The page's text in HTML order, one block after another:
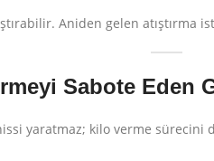
Aniden gelen atıştırma
Sabote Eden
yaratmaz; kilo verme sürecini